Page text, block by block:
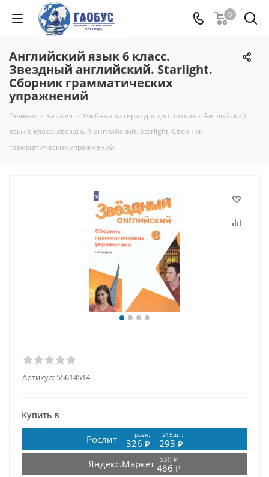
0
Английский язык 6 класс.
Звездный английский. Starlight.
Сборник грамматических
упражнений
Главная - Каталог - Учебная литература для школы - Английский
язык 6 класс. Звездный английский. Starlight. Сборник
грамматических упражнений
Артикул: 55614514
Купить в
Рослит розн: ≥15шт:
326 ₽
293 ₽
Яндекс.Маркет 539 ₽
466 ₽